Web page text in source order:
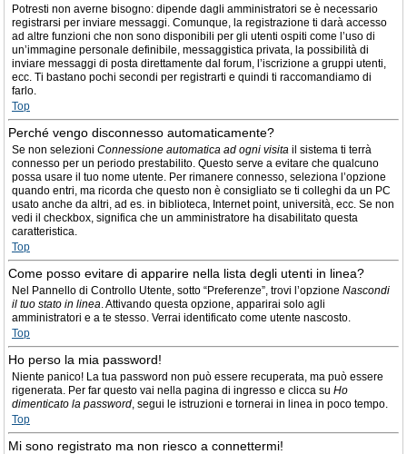
Potresti non averne bisogno: dipende dagli amministratori se è necessario
registrarsi per inviare messaggi. Comunque, la registrazione ti darà accesso
ad altre funzioni che non sono disponibili per gli utenti ospiti come l’uso di
un’immagine personale definibile, messaggistica privata, la possibilità di
inviare messaggi di posta direttamente dal forum, l’iscrizione a gruppi utenti,
ecc. Ti bastano pochi secondi per registrarti e quindi ti raccomandiamo di
farlo.
Top
Perché vengo disconnesso automaticamente?
Se non selezioni Connessione automatica ad ogni visita il sistema ti terrà
connesso per un periodo prestabilito. Questo serve a evitare che qualcuno
possa usare il tuo nome utente. Per rimanere connesso, seleziona l’opzione
quando entri, ma ricorda che questo non è consigliato se ti colleghi da un PC
usato anche da altri, ad es. in biblioteca, Internet point, università, ecc. Se non
vedi il checkbox, significa che un amministratore ha disabilitato questa
caratteristica.
Top
Come posso evitare di apparire nella lista degli utenti in linea?
Nel Pannello di Controllo Utente, sotto “Preferenze”, trovi l’opzione Nascondi
il tuo stato in linea. Attivando questa opzione, apparirai solo agli
amministratori e a te stesso. Verrai identificato come utente nascosto.
Top
Ho perso la mia password!
Niente panico! La tua password non può essere recuperata, ma può essere
rigenerata. Per far questo vai nella pagina di ingresso e clicca su Ho
dimenticato la password, segui le istruzioni e tornerai in linea in poco tempo.
Top
Mi sono registrato ma non riesco a connettermi!